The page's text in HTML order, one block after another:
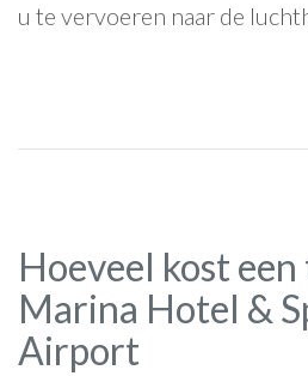
u te vervoeren naar de
Hoeveel kost
Marina Hotel &
Airport